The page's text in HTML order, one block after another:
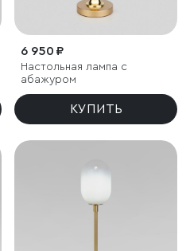
6 950 ₽
Настольная лампа с
абажуром
КУПИТЬ